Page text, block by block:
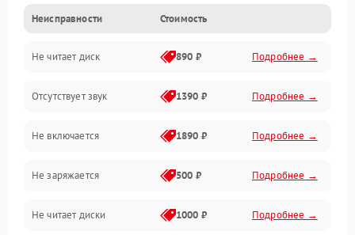
Видео и HDMI
Звук и аудиовыходы
Диски и привод
Сеть и онлайн
Геймпады и аксессуары
Разъёмы и корпус
Неисправности Стоимость
Не читает диск 890 ₽ Подробнее →
Отсутствует звук 1390 ₽ Подробнее →
Не включается 1890 ₽ Подробнее →
Не заряжается 500 ₽ Подробнее →
Не читает диски 1000 ₽ Подробнее →